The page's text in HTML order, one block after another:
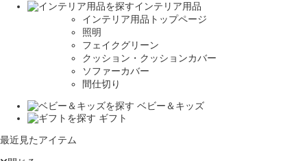
インテリア用品
インテリア用品トップページ
照明
フェイクグリーン
クッション・クッションカバー
ソファーカバー
間仕切り
ベビー＆キッズ
ギフト
最近見たアイテム